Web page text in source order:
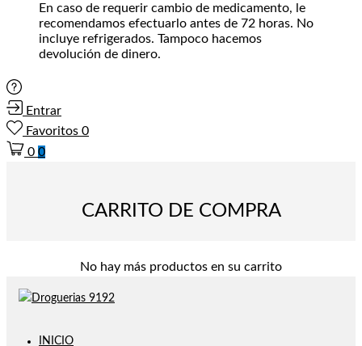
En caso de requerir cambio de medicamento, le
recomendamos efectuarlo antes de 72 horas. No
incluye refrigerados. Tampoco hacemos
devolución de dinero.
Entrar
Favoritos 0
0 0
CARRITO DE COMPRA
No hay más productos en su carrito
INICIO